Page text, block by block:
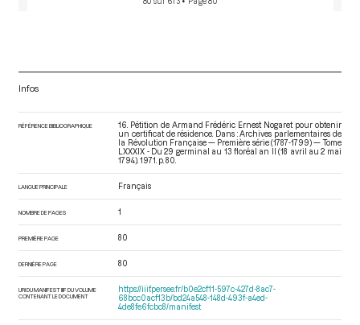
Infos
RÉFÉRENCE BIBLIOGRAPHIQUE
16. Pétition de Armand Frédéric Ernest Nogaret pour obtenir
un certificat de résidence. Dans : Archives parlementaires de
la Révolution Française — Première série (1787-1799) — Tome
LXXXIX - Du 29 germinal au 13 floréal an II (18 avril au 2 mai
1794) . 1971. p. 80.
LANGUE PRINCIPALE Français
NOMBRE DE PAGES 1
PREMIÈRE PAGE 80
DERNIÈRE PAGE 80
URI DU MANIFEST IIIF DU VOLUME
CONTENANT LE DOCUMENT
https://iiif.persee.fr/b0e2cf11-597c-427d-8ac7-
68bcc0acf13b/bd24a548-148d-493f-a4ed-
4de8fe6fcbc8/manifest